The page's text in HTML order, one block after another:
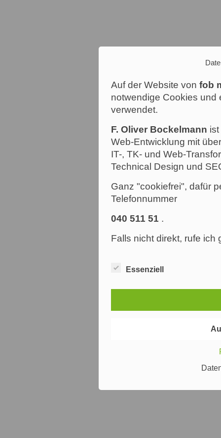
Auf der Website von fob
notwendige Cookies und
verwendet.
F. Oliver Bockelmann
Web-Entwicklung mit
IT-, TK- und Web-
Technical Design und
Ganz "cookiefrei", dafür
Telefonnummer
040 511 51 .
Falls nicht direkt, rufe ich
Essenziell